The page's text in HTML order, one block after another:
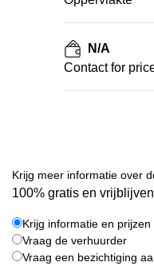
N/A
Contact for
Krijg meer informatie over
100% gratis en
Krijg informatie en prijzen
Vraag de verhuurder
Vraag een bezichtiging